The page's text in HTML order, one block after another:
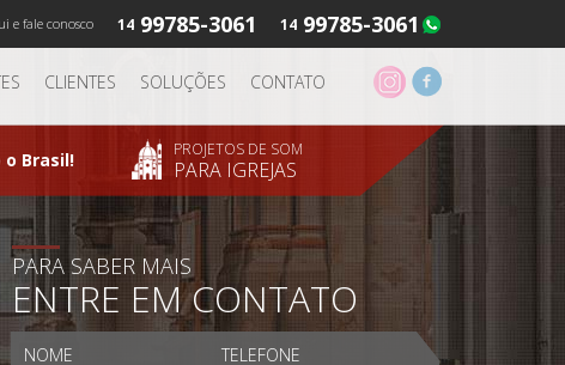
14 99785-3061
e fale conosco 14 99785-3061
CLIENTES SOLUÇÕES CONTATO
Brasil! PROJETOS DE SOM
PARA IGREJAS
PARA SABER MAIS
ENTRE EM CONTATO
NOME TELEFONE